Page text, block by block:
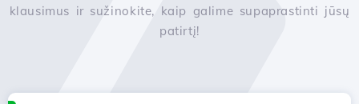
klausimus ir sužinokite, kaip galime supaprastinti jūsų
patirtį!